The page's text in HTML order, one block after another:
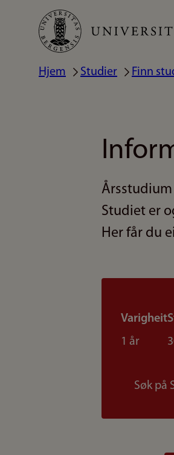
Hopp
hovedinnhold
Hjem Studier Finn
Studiet er
Her får du
Varigheit
1 år
Søk på